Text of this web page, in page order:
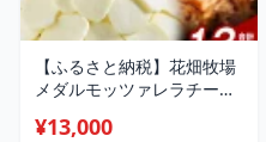
【ふるさと納税】花畑牧場
メダルモッツァレラチーズ
／ 約1kg×2袋 ／ 約1kg×3
¥13,000